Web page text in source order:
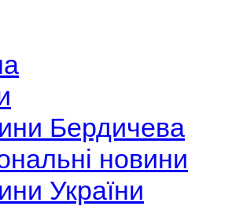
Бердичева
новини
України